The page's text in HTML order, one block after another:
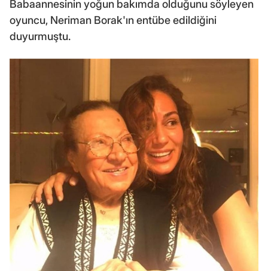
Babaannesinin yoğun bakımda olduğunu söyleyen
oyuncu, Neriman Borak'ın entübe edildiğini
duyurmuştu.